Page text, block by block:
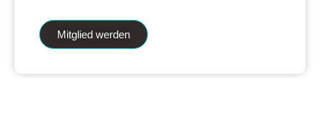
Mitglied werden